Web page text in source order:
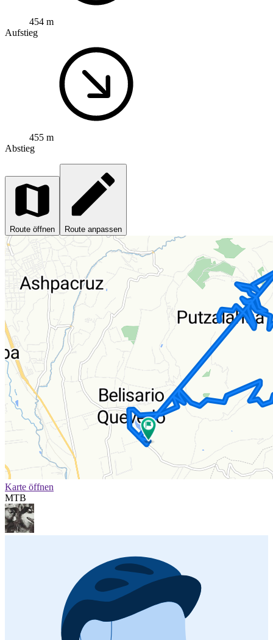
454 m
Aufstieg
455 m
Abstieg
Route öffnen Route anpassen
Karte öffnen
MTB